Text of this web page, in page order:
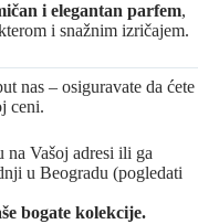
i elegantan parfem,
i snažnim izričajem.
nas – osiguravate da ćete
ceni.
na Vašoj adresi ili ga
u Beogradu (pogledati
še bogate kolekcije.